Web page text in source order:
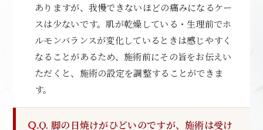
ありますが、我慢できないほどの痛みになるケー
スは少ないです。肌が乾燥している・生理前でホ
ルモンバランスが変化しているときは感じやすく
なることがあるため、施術前にその旨をお伝えい
ただくと、施術の設定を調整することができま
す。
Q. 脚の日焼けがひどいのですが、施術は受け